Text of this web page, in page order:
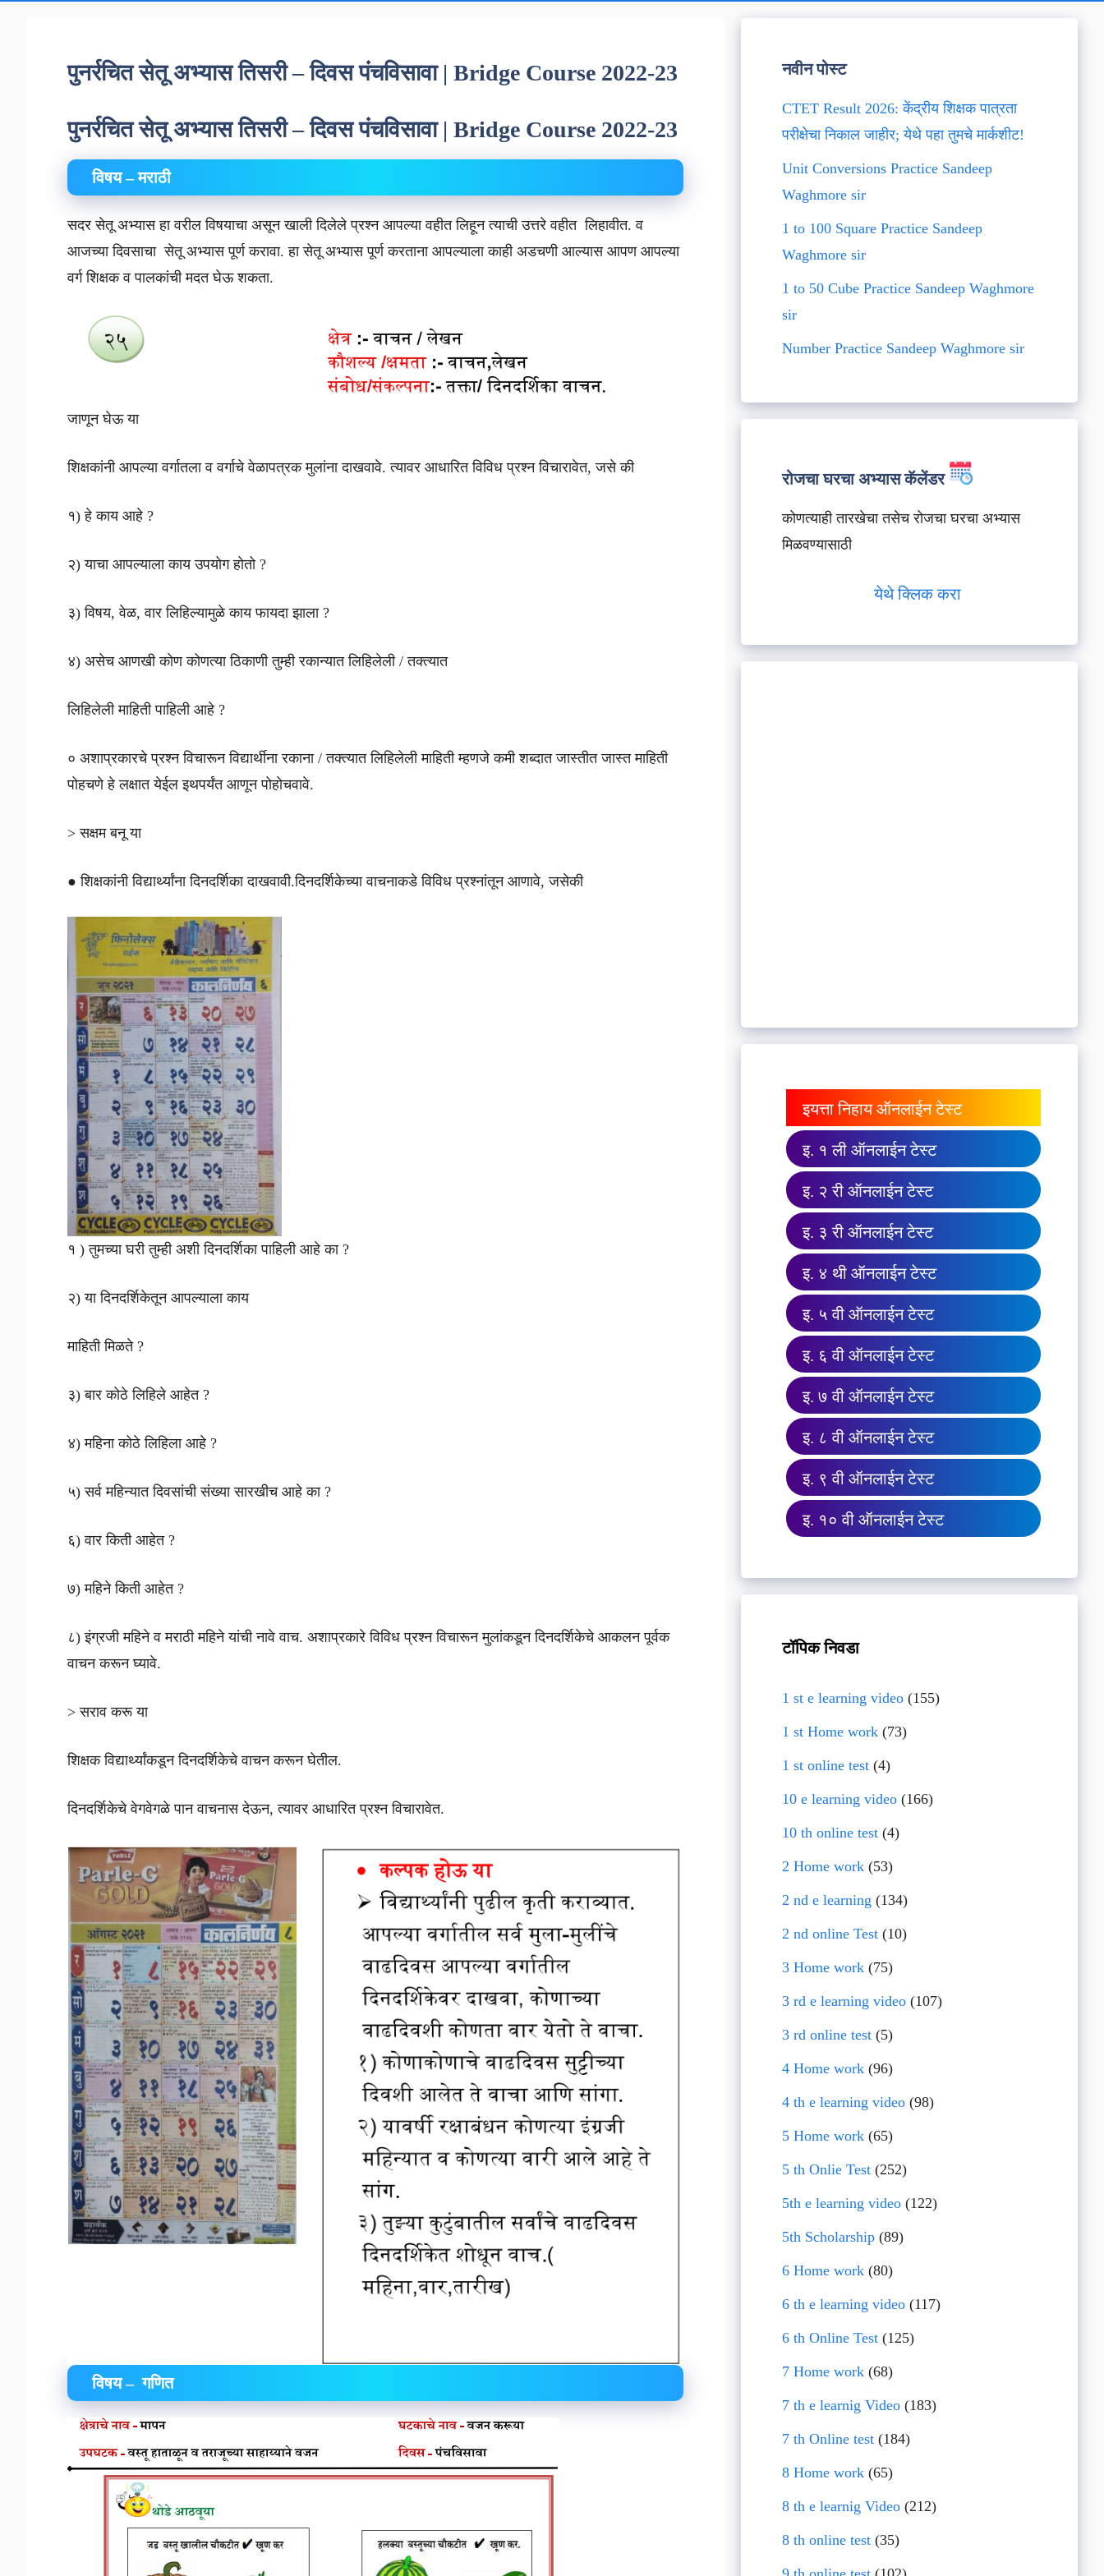
पुनर्रचित सेतू अभ्यास तिसरी – दिवस पंचविसावा | Bridge Course 2022-23
पुनर्रचित सेतू अभ्यास तिसरी – दिवस पंचविसावा | Bridge Course 2022-23
विषय – मराठी
सदर सेतू अभ्यास हा वरील विषयाचा असून खाली दिलेले प्रश्न आपल्या वहीत लिहून त्याची उत्तरे वहीत लिहावीत. व
आजच्या दिवसाचा सेतू अभ्यास पूर्ण करावा. हा सेतू अभ्यास पूर्ण करताना आपल्याला काही अडचणी आल्यास आपण आपल्या
वर्ग शिक्षक व पालकांची मदत घेऊ शकता.
जाणून घेऊ या
शिक्षकांनी आपल्या वर्गातला व वर्गाचे वेळापत्रक मुलांना दाखवावे. त्यावर आधारित विविध प्रश्न विचारावेत, जसे की
१) हे काय आहे ?
२) याचा आपल्याला काय उपयोग होतो ?
३) विषय, वेळ, वार लिहिल्यामुळे काय फायदा झाला ?
४) असेच आणखी कोण कोणत्या ठिकाणी तुम्ही रकान्यात लिहिलेली / तक्त्यात
लिहिलेली माहिती पाहिली आहे ?
० अशाप्रकारचे प्रश्न विचारून विद्यार्थीना रकाना / तक्त्यात लिहिलेली माहिती म्हणजे कमी शब्दात जास्तीत जास्त माहिती
पोहचणे हे लक्षात येईल इथपर्यंत आणून पोहोचवावे.
> सक्षम बनू या
● शिक्षकांनी विद्यार्थ्यांना दिनदर्शिका दाखवावी.दिनदर्शिकेच्या वाचनाकडे विविध प्रश्नांतून आणावे, जसेकी
१ ) तुमच्या घरी तुम्ही अशी दिनदर्शिका पाहिली आहे का ?
२) या दिनदर्शिकेतून आपल्याला काय
माहिती मिळते ?
३) बार कोठे लिहिले आहेत ?
४) महिना कोठे लिहिला आहे ?
५) सर्व महिन्यात दिवसांची संख्या सारखीच आहे का ?
६) वार किती आहेत ?
७) महिने किती आहेत ?
८) इंग्रजी महिने व मराठी महिने यांची नावे वाच. अशाप्रकारे विविध प्रश्न विचारून मुलांकडून दिनदर्शिकेचे आकलन पूर्वक
वाचन करून घ्यावे.
> सराव करू या
शिक्षक विद्यार्थ्यांकडून दिनदर्शिकेचे वाचन करून घेतील.
दिनदर्शिकेचे वेगवेगळे पान वाचनास देऊन, त्यावर आधारित प्रश्न विचारावेत.
विषय – गणित
नवीन पोस्ट
CTET Result 2026: केंद्रीय शिक्षक पात्रता
परीक्षेचा निकाल जाहीर; येथे पहा तुमचे मार्कशीट!
Unit Conversions Practice Sandeep
Waghmore sir
1 to 100 Square Practice Sandeep
Waghmore sir
1 to 50 Cube Practice Sandeep Waghmore
sir
Number Practice Sandeep Waghmore sir
रोजचा घरचा अभ्यास कॅलेंडर
कोणत्याही तारखेचा तसेच रोजचा घरचा अभ्यास
मिळवण्यासाठी
येथे क्लिक करा
इयत्ता निहाय ऑनलाईन टेस्ट
इ. १ ली ऑनलाईन टेस्ट
इ. २ री ऑनलाईन टेस्ट
इ. ३ री ऑनलाईन टेस्ट
इ. ४ थी ऑनलाईन टेस्ट
इ. ५ वी ऑनलाईन टेस्ट
इ. ६ वी ऑनलाईन टेस्ट
इ. ७ वी ऑनलाईन टेस्ट
इ. ८ वी ऑनलाईन टेस्ट
इ. ९ वी ऑनलाईन टेस्ट
इ. १० वी ऑनलाईन टेस्ट
टॉपिक निवडा
1 st e learning video(155)
1 st Home work(73)
1 st online test(4)
10 e learning video(166)
10 th online test(4)
2 Home work(53)
2 nd e learning (134)
2 nd online Test(10)
3 Home work(75)
3 rd e learning video(107)
3 rd online test(5)
4 Home work(96)
4 th e learning video(98)
5 Home work(65)
5 th Onlie Test(252)
5th e learning video(122)
5th Scholarship(89)
6 Home work(80)
6 th e learning video(117)
6 th Online Test(125)
7 Home work(68)
7 th e learnig Video(183)
7 th Online test(184)
8 Home work(65)
8 th e learnig Video(212)
8 th online test(35)